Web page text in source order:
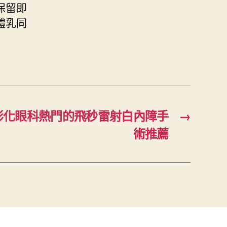
留即
乳同
→
眼科熱門的飛秒雷射白內障手
術推薦